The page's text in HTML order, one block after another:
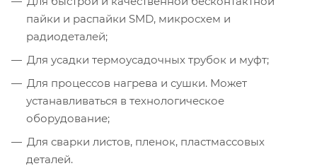
пайки и распайки SMD, микросхем и
радиодеталей;
Для усадки термоусадочных трубок и муфт;
Для процессов нагрева и сушки. Может
устанавливаться в технологическое
оборудование;
Для сварки листов, пленок, пластмассовых
деталей.